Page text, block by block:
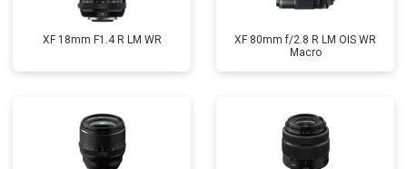
XF 18mm F1.4 R LM WR
XF 80mm f/2.8 R LM OIS WR
Macro